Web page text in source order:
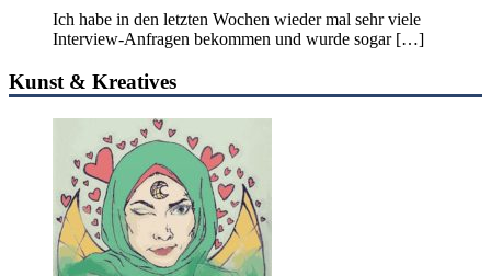
Ich habe in den letzten Wochen wieder mal sehr viele
Interview-Anfragen bekommen und wurde sogar […]
Kunst & Kreatives